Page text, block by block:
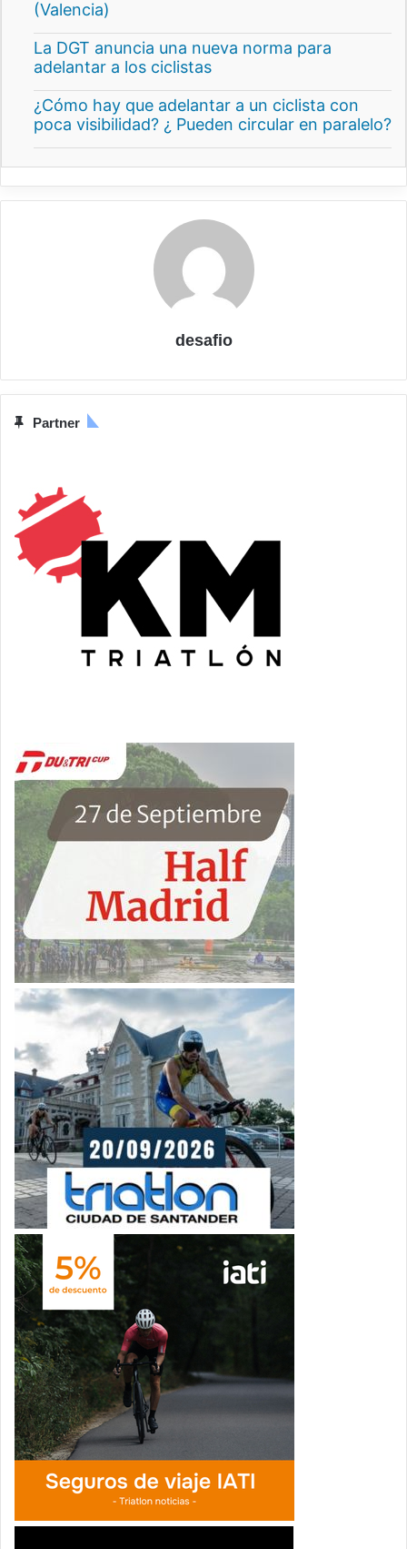
(Valencia)
La DGT anuncia una nueva norma para
adelantar a los ciclistas
¿Cómo hay que adelantar a un ciclista con
poca visibilidad? ¿ Pueden circular en paralelo?
desafio
Partner